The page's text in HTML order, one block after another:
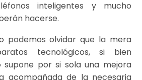
inteligentes y mucho
hacerse.
podemos olvidar que la mera
tecnológicos, si bien
supone por si sola una mejora
acompañada de la necesaria